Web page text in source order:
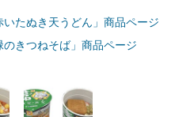
いたぬき天うどん」商品ページ
のきつねそば」商品ページ